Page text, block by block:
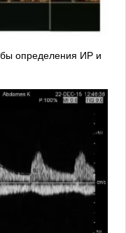
определения ИР и